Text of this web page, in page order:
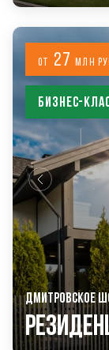
от 27млн
Бизнес-
ДМИТРОВСКОЕ